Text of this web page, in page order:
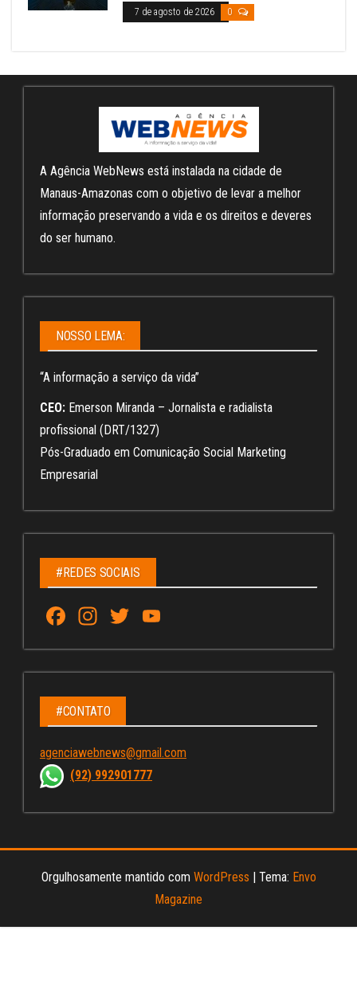
7 de agosto de 2026 0
A Agência WebNews está instalada na cidade de
Manaus-Amazonas com o objetivo de levar a melhor
informação preservando a vida e os direitos e deveres
do ser humano.
NOSSO LEMA:
“A informação a serviço da vida”
CEO: Emerson Miranda – Jornalista e radialista
profissional (DRT/1327)
Pós-Graduado em Comunicação Social Marketing
Empresarial
#REDES SOCIAIS
Fa
ce
bo
ok
In
st
ag
ra
m
T
wi
tt
u
Tu
C
ha
nn
#CONTATO
agenciawebnews@gmail.com
(92) 992901777
Orgulhosamente mantido com WordPress | Tema: Envo
Magazine